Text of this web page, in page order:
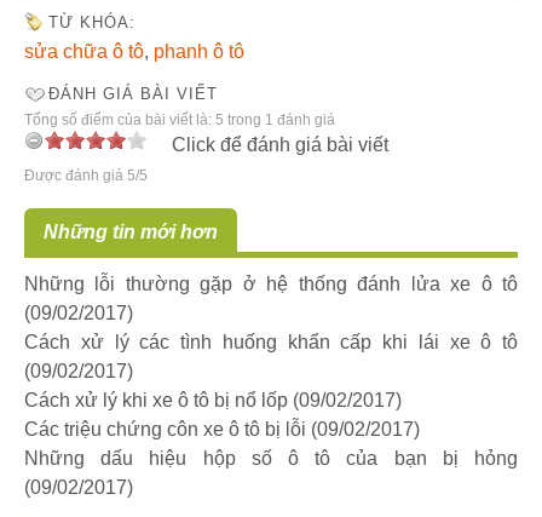
TỪ KHÓA:
sửa chữa ô tô, phanh ô tô
ĐÁNH GIÁ BÀI VIẾT
Tổng số điểm của bài viết là: 5 trong 1 đánh giá
Click để đánh giá bài viết
Được đánh giá 5/5
Những tin mới hơn
Những lỗi thường gặp ở hệ thống đánh lửa xe ô tô
(09/02/2017)
Cách xử lý các tình huống khẩn cấp khi lái xe ô tô
(09/02/2017)
Cách xử lý khi xe ô tô bị nổ lốp (09/02/2017)
Các triệu chứng côn xe ô tô bị lỗi (09/02/2017)
Những dấu hiệu hộp số ô tô của bạn bị hỏng
(09/02/2017)